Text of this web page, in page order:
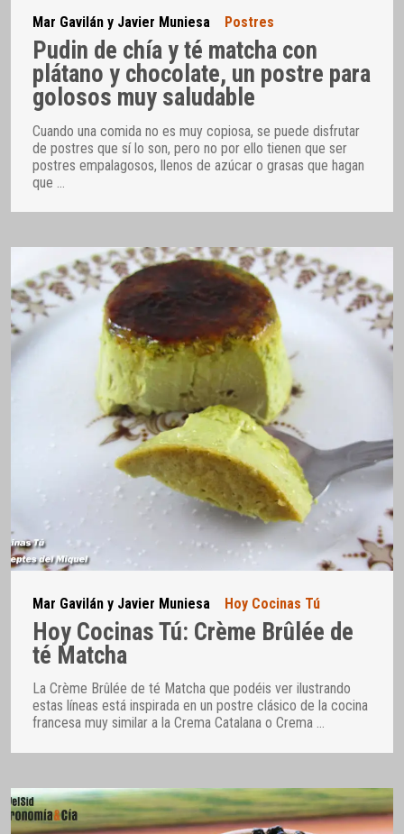
Mar Gavilán y Javier Muniesa Postres
Pudin de chía y té matcha con
plátano y chocolate, un postre para
golosos muy saludable
Cuando una comida no es muy copiosa, se puede disfrutar
de postres que sí lo son, pero no por ello tienen que ser
postres empalagosos, llenos de azúcar o grasas que hagan
que
Mar Gavilán y Javier Muniesa Hoy Cocinas Tú
Hoy Cocinas Tú: Crème Brûlée de
té Matcha
La Crème Brûlée de té Matcha que podéis ver ilustrando
estas líneas está inspirada en un postre clásico de la cocina
francesa muy similar a la Crema Catalana o Crema …